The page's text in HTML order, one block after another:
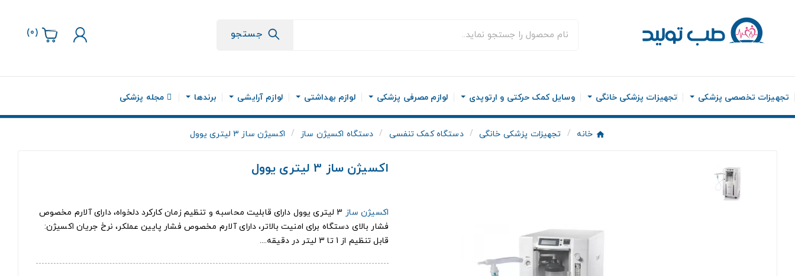
جستجو (
0
)
تجهیزات تخصصی پزشکی تجهیزات پزشکی خانگی وسایل کمک حرکتی و ارتوپدی لوازم مصرفی پزشکی لوازم بهداشتی لوازم آرایشی برندها مجله پزشکی
خانه تجهیزات پزشکی خانگی دستگاه کمک تنفسی دستگاه اکسیژن ساز اکسیژن ساز 3 لیتری یوول
اکسیژن ساز 3 لیتری یوول
اکسیژن ساز
3 لیتری یوول دارای قابلیت محاسبه و تنظیم زمان کارکرد دلخواه، دارای آلارم مخصوص
فشار بالای دستگاه برای امنیت بالاتر، دارای آلارم مخصوص فشار پایین عملکر، نرخ جریان اکسيژن:
قابل تنظیم از 1 تا 3 لیتر در دقیقه....